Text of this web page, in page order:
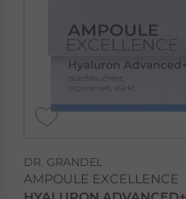
DR. GRANDEL
AMPOULE EXCELLENCE